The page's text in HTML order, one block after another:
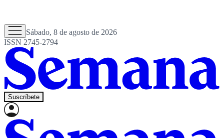
Sábado, 8 de agosto de 2026
ISSN 2745-2794
Suscríbete